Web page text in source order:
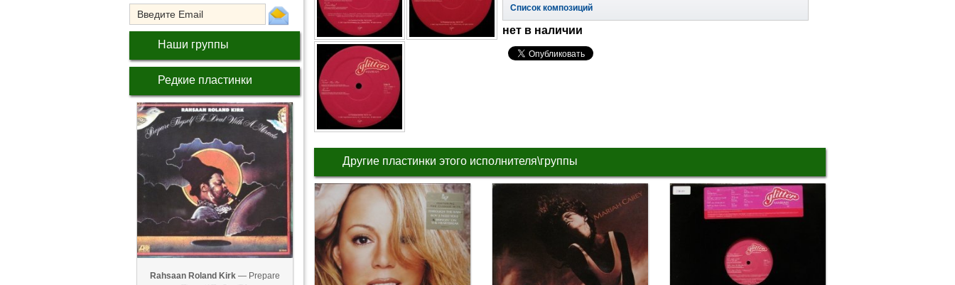
Наши группы
Редкие пластинки
Rahsaan Roland Kirk — Prepare
Список композиций
нет в наличии
Другие пластинки этого исполнителя\группы